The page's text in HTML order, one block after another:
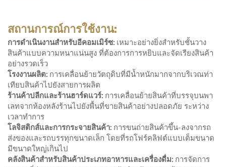
สถานการณ์การใช้งาน:
การดำเนินงานสำหรับอีคอมเมิร์ซ: เหมาะอย่างยิ่งสำหรับชั้นวาง
สินค้าแบบความหนาแน่นสูง ที่ต้องการการหยิบและจัดเรียงสินค้า
อย่างรวดเร็ว
โรงงานผลิต: การเคลื่อนย้ายวัตถุดิบที่มีน้ำหนักมากจากบริเวณท่า
เทียบสินค้าไปยังสายการผลิต
ร้านค้าปลีกและร้านฮาร์ดแวร์: การเคลื่อนย้ายสินค้าที่บรรจุบนพา
เลทจากห้องหลังร้านไปยังพื้นที่ขายสินค้าอย่างปลอดภัย ระหว่าง
เวลาทำการ
โลจิสติกส์และการกระจายสินค้า: การขนถ่ายสินค้าขึ้น-ลงจากรถ
ส่งของและรถบรรทุกขนาดเล็ก โดยที่รถโฟร์คลิฟต์แบบเต็มขนาด
มีขนาดใหญ่เกินไป
คลังสินค้าสำหรับสินค้าประเภทอาหารและเครื่องดื่ม: การจัดการ